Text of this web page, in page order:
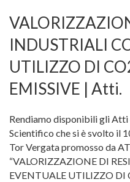
INDUSTRIALI
UTILIZZO DI
EMISSIVE | Atti.
Rendiamo disponibili gli Atti
Scientifico che si è svolto il
Tor Vergata promosso da
“VALORIZZAZIONE DI
EVENTUALE UTILIZZO DI